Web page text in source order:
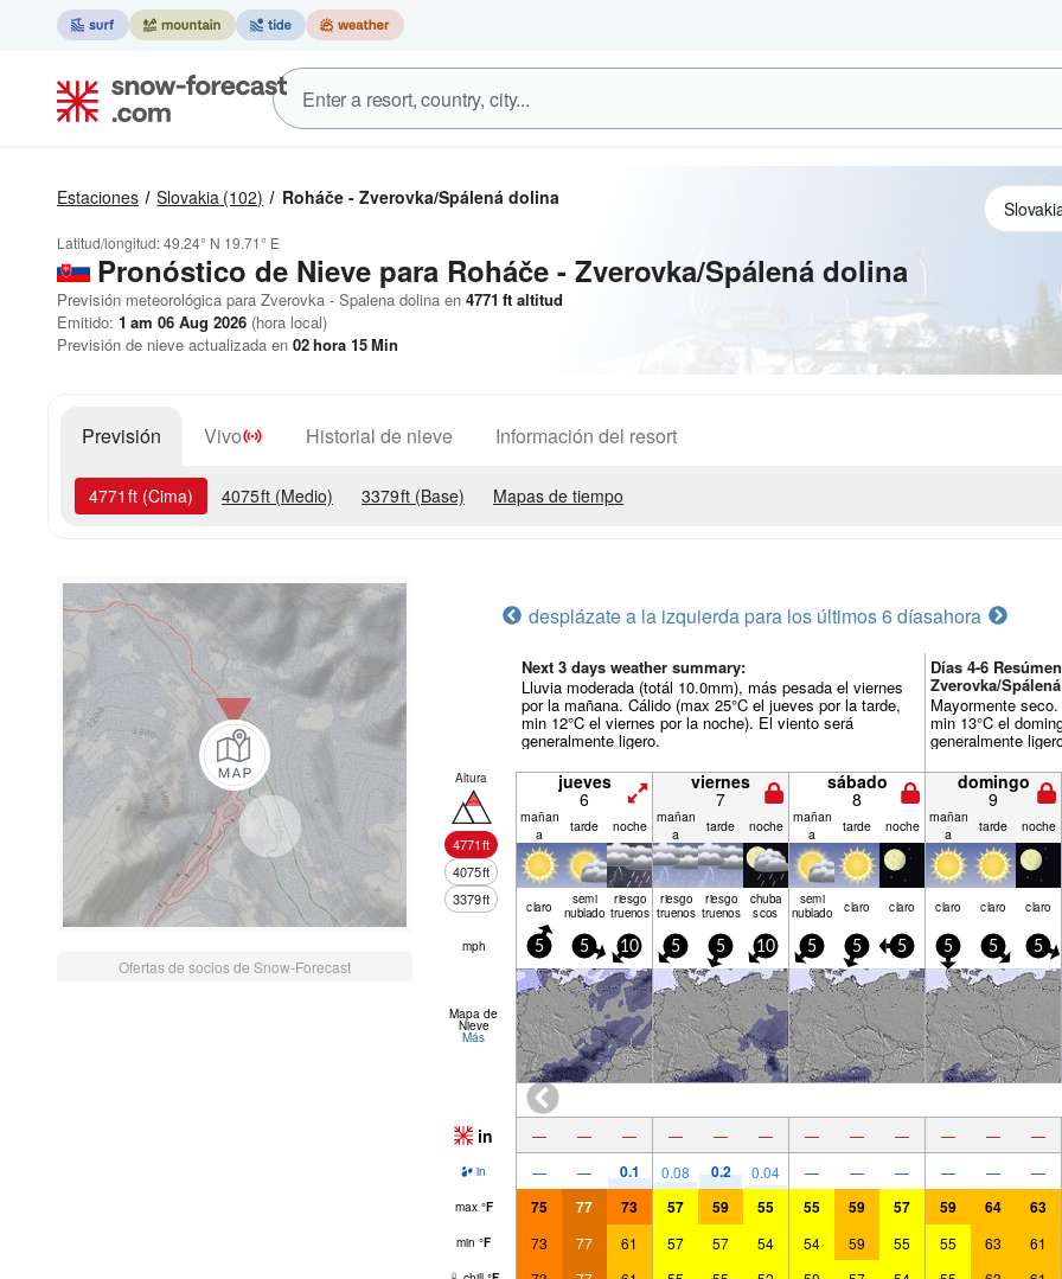
Estaciones Slovakia (102) Roháče - Zverovka/Spálená dolina
Latitud/longitud:49.24° N 19.71° E
Pronóstico de Nieve para Roháče - Zverovka/Spálená dolina
Previsión meteorológica para Zverovka - Spalena dolina en 4771 ft altitud
Emitido: 1 am 06 Aug 2026 (hora local)
Previsión de nieve actualizada en 02hora 15Min
Previsión Vivo Historial de nieve Información del resort
4771 ft (Cima) 4075ft (Medio) 3379ft (Base) Mapas de tiempo
Ofertas de socios de Snow-Forecast
desplázate a la izquierda para los últimos 6 díasahora
Next 3 days weather summary:
Lluvia moderada (totál 10.0mm), más pesada el viernes
por la mañana. Cálido (max 25°C el jueves por la tarde,
min 12°C el viernes por la noche). El viento será
generalmente ligero.
Días 4-6
Zverovka/
Mayormente
min 13°C el
generalmente
Altura
4771ft
4075ft
3379ft
jueves
6
viernes
7
sábado
8
domingo
9
mañan
a
tarde noche mañan
a
tarde noche mañan
a
tarde noche mañan
a
tarde noche
claro semi
nublado
riesgo
truenos
riesgo
truenos
riesgo
truenos
chuba
scos
semi
nublado claro claro claro claro claro
mph 5 5 10 5 5 10 5 5 5 5 5 5
Mapa de
Nieve
Más
in — — — — — — — — — — — —
in — — 0.1 0.08 0.2 0.04 — — — — — —
max °F 75 77 73 57 59 55 55 59 57 59 64 63
min °F 73 77 61 57 57 54 54 59 55 55 63 61